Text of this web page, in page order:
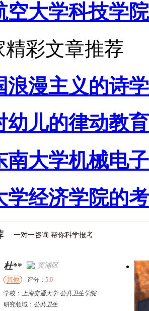
空大学科技学院
精彩文章推荐
浪漫主义的诗
幼儿的律动教
南大学机械电子
学经济学院的
一对一咨询 帮你科学报考
杜** 黄浦区
其他 评分： 5.0
学校： 上海交通大学-公共卫生学院
研究领域： 公共卫生